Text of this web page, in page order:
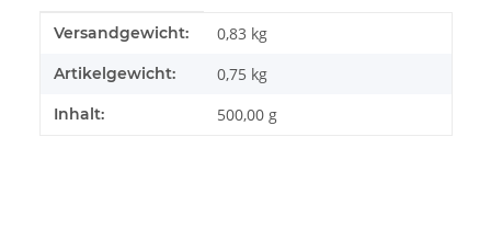
Produkteigenschaft
Wert
Versandgewicht: 0,83 kg
Artikelgewicht: 0,75 kg
Inhalt: 500,00 g